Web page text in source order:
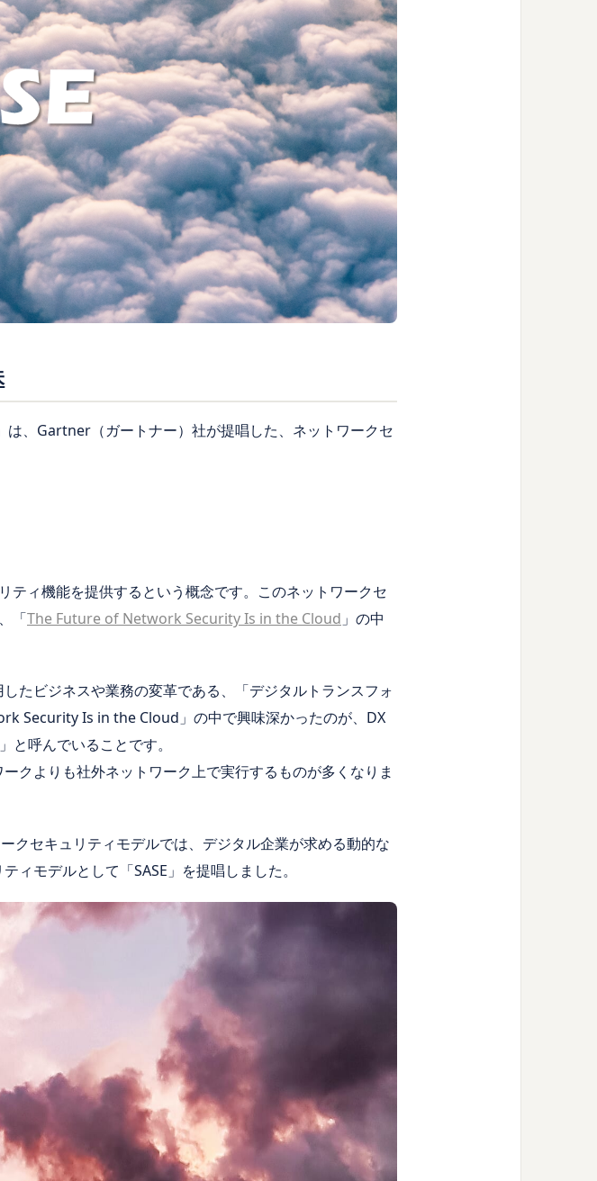
は、Gartner（ガートナー）社が提唱した、ネットワークセ
ティ機能を提供するという概念です。このネットワークセ
「The Future of Network Security Is in the Cloud 」の中
たビジネスや業務の変革である、「デジタルトランスフォ
Security Is in the Cloud」の中で興味深かったのが、DX
呼んでいることです。
クよりも社外ネットワーク上で実行するものが多くなりま
クセキュリティモデルでは、デジタル企業が求める動的な
ィモデルとして「SASE」を提唱しました。